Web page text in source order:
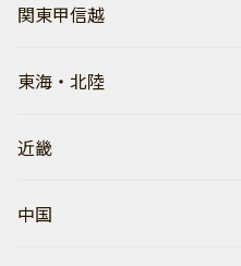
関東甲信越
東海・北陸
近畿
中国